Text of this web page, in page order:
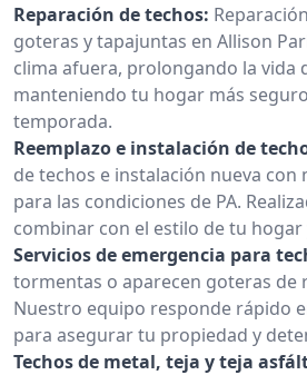
Reparación de techos:
goteras y tapajuntas en Allison
clima afuera, prolongando la vida
manteniendo tu hogar más
temporada.
Reemplazo e instalación de
de techos e instalación nueva con
para las condiciones de PA.
combinar con el estilo de tu hogar
Servicios de emergencia para
tormentas o aparecen goteras de
Nuestro equipo responde rápido
para asegurar tu propiedad y
Techos de metal, teja y teja